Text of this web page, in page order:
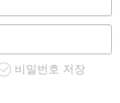
비밀번호 저장